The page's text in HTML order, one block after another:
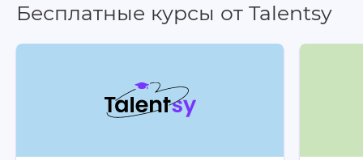
Бесплатные курсы от Talentsy